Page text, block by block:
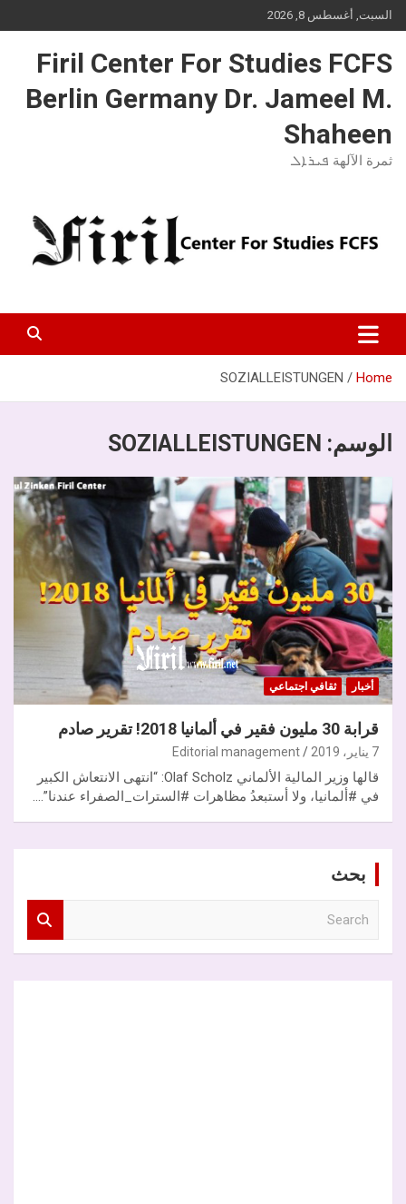
Skip
to
السبت, أغسطس 8, 2026
Firil Center For Studies FCFS
Berlin Germany Dr. Jameel M.
Shaheen
ثمرة الآلهة ܦܝܪܐܠ
Home
SOZIALLEISTUNGEN
الوسم: SOZIALLEISTUNGEN
أخبار ثقافي اجتماعي
قرابة 30 مليون فقير في ألمانيا 2018! تقرير صادم
7 يناير، 2019 Editorial management
قالها وزير المالية الألماني Olaf Scholz: “انتهى الانتعاش الكبير
في #ألمانيا، ولا أستبعدُ مظاهرات #السترات_الصفراء عندنا”.…
بحث